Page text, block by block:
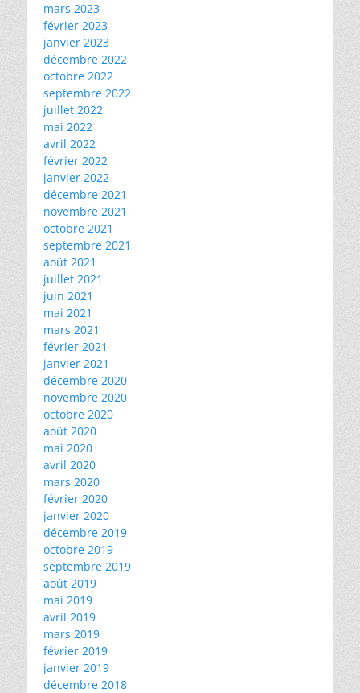
mars 2023
février 2023
janvier 2023
décembre 2022
octobre 2022
septembre 2022
juillet 2022
mai 2022
avril 2022
février 2022
janvier 2022
décembre 2021
novembre 2021
octobre 2021
septembre 2021
août 2021
juillet 2021
juin 2021
mai 2021
mars 2021
février 2021
janvier 2021
décembre 2020
novembre 2020
octobre 2020
août 2020
mai 2020
avril 2020
mars 2020
février 2020
janvier 2020
décembre 2019
octobre 2019
septembre 2019
août 2019
mai 2019
avril 2019
mars 2019
février 2019
janvier 2019
décembre 2018